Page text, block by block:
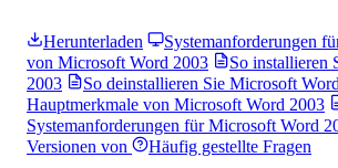
Herunterladen Systemanforderungen
von Microsoft Word 2003
So installieren
2003
So deinstallieren Sie Microsoft
Hauptmerkmale von Microsoft Word 2003
Systemanforderungen für Microsoft Word
Versionen von
Häufig gestellte Fragen